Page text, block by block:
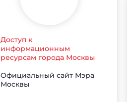
Доступ к
информационным
ресурсам города Москвы
Официальный сайт Мэра
Москвы